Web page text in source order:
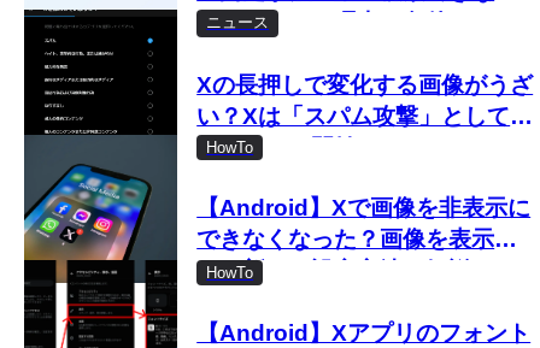
い・おかしい理由と条件は？
ニュース
Xの長押しで変化する画像がうざ
い？Xは「スパム攻撃」として取
り締まりを開始
HowTo
【Android】Xで画像を非表示に
できなくなった？画像を表示し
ない新しい設定方法を解説
HowTo
【Android】Xアプリのフォント